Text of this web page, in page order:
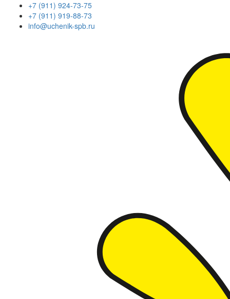
+7 (911) 924-73-75
+7 (911) 919-88-73
info@uchenik-spb.ru